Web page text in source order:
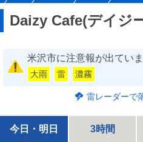
Daizy Cafe(デイジ
米沢市に注意報が出てい
大雨 雷 濃霧
雷レーダーで
今日・明日 3時間